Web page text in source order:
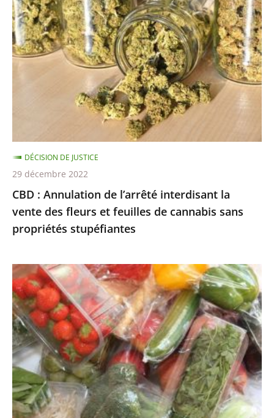
:
Annulation
de
l’arrêté
fleurs
et
feuilles
de
cannabis
sans
stupéfiantes
CBD : Annulation de l’arrêté interdisant la
vente des fleurs et feuilles de cannabis sans
propriétés stupéfiantes
DÉCISION DE JUSTICE
29 décembre 2022
Le
Conseil
d’État
annule
la
liste
des
fruits
et